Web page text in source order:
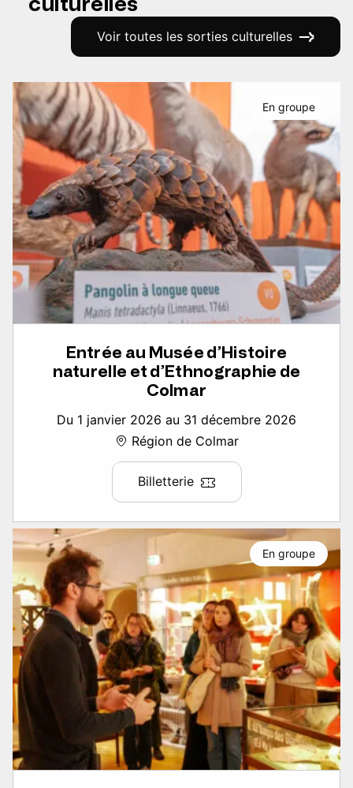
Voir toutes les sorties culturelles
Entrée au Musée d’Histoire
naturelle et d’Ethnographie de
Colmar
Du 1 janvier 2026 au 31 décembre 2026
Région de Colmar
Billetterie
En groupe
En groupe